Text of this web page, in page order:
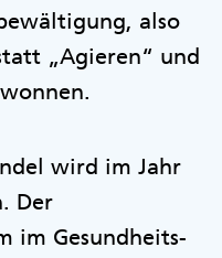
also
„Agieren“ und
wird im Jahr
Der
im Gesundheits-